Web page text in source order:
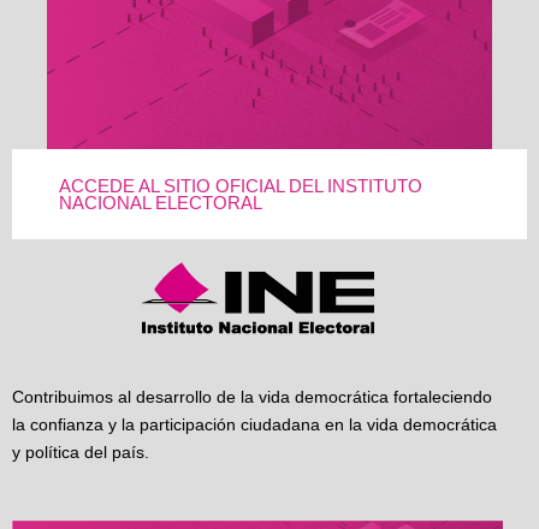
ACCEDE AL SITIO OFICIAL DEL INSTITUTO
NACIONAL ELECTORAL
Contribuimos al desarrollo de la vida democrática fortaleciendo
la confianza y la participación ciudadana en la vida democrática
y política del país.